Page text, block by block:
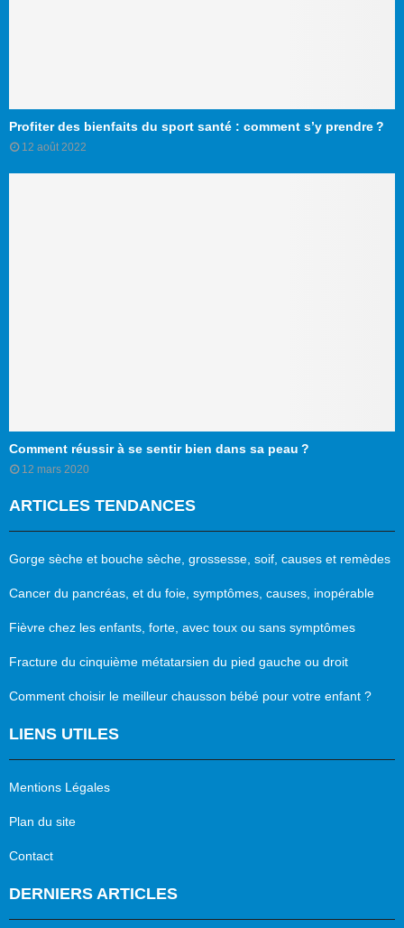
Profiter des bienfaits du sport santé : comment s’y prendre ?
12 août 2022
Comment réussir à se sentir bien dans sa peau ?
12 mars 2020
ARTICLES TENDANCES
Gorge sèche et bouche sèche, grossesse, soif, causes et remèdes
Cancer du pancréas, et du foie, symptômes, causes, inopérable
Fièvre chez les enfants, forte, avec toux ou sans symptômes
Fracture du cinquième métatarsien du pied gauche ou droit
Comment choisir le meilleur chausson bébé pour votre enfant ?
LIENS UTILES
Mentions Légales
Plan du site
Contact
DERNIERS ARTICLES